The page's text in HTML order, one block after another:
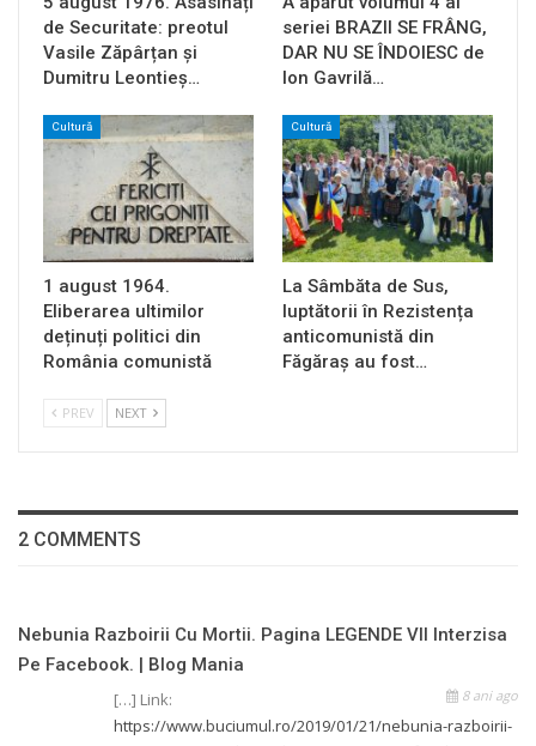
de Securitate: preotul
Vasile Zăpârțan și
Dumitru Leontieș…
seriei BRAZII SE FRÂNG,
DAR NU SE ÎNDOIESC de
Ion Gavrilă…
Cultură
1 august 1964.
Eliberarea ultimilor
deținuți politici din
România comunistă
Cultură
La Sâmbăta de Sus,
luptătorii în Rezistența
anticomunistă din
Făgăraș au fost…
PREV NEXT
2 COMMENTS
Nebunia Razboirii Cu Mortii. Pagina LEGENDE VII Interzisa
Pe Facebook. | Blog Mania
8 ani ago
[…] Link:
https://www.buciumul.ro/2019/01/21/nebunia-razboirii-